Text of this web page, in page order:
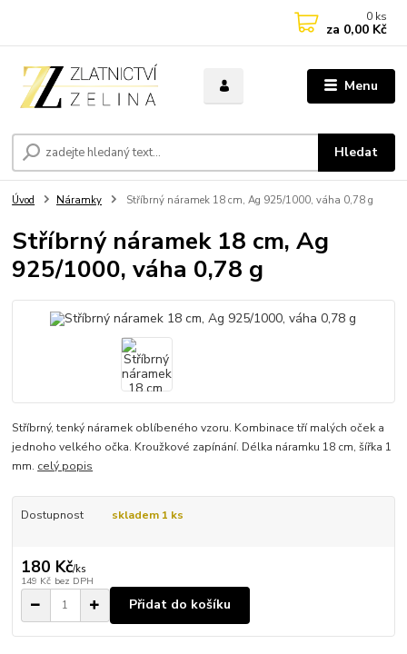
Menu
Hledat
0 ks
za 0,00 Kč
Úvod Náramky Stříbrný náramek 18 cm, Ag 925/1000, váha 0,78 g
Stříbrný náramek 18 cm, Ag
925/1000, váha 0,78 g
Stříbrný, tenký náramek oblíbeného vzoru. Kombinace tří malých oček a
jednoho velkého očka. Kroužkové zapínání. Délka náramku 18 cm, šířka 1
mm. celý popis
Dostupnost skladem 1 ks
180 Kč/ks
149 Kč bez DPH
Přidat do košíku